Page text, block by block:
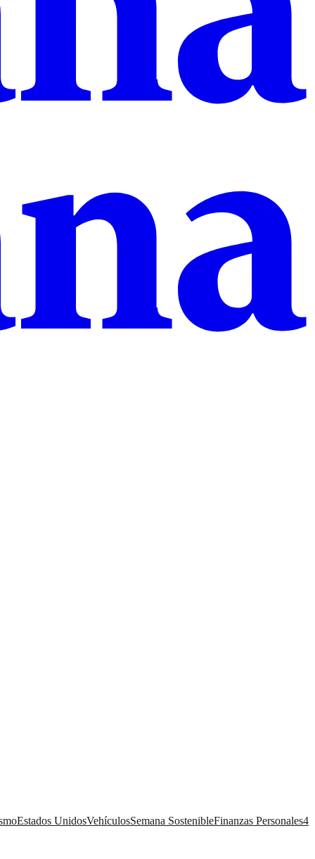
Estados UnidosVehículosSemana SostenibleFinanzas Personales4